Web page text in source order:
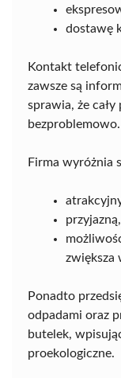
dostawę
Kontakt
zawsze są
sprawia, że
bezproblemowo.
Firma wyróżnia
zwiększa
Ponadto
odpadami oraz
butelek,
proekologiczne.